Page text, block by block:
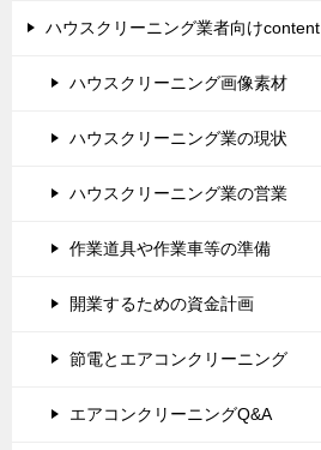
ハウスクリーニング業者向けcontent
ハウスクリーニング画像素材
ハウスクリーニング業の現状
ハウスクリーニング業の営業
作業道具や作業車等の準備
開業するための資金計画
節電とエアコンクリーニング
エアコンクリーニングQ&A